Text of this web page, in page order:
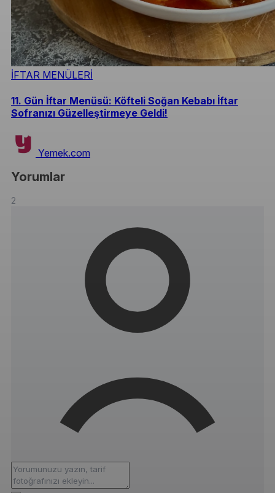
İFTAR MENÜLERİ
11. Gün İftar Menüsü: Köfteli Soğan Kebabı İftar
Sofranızı Güzelleştirmeye Geldi!
Yemek.com
Yorumlar
2